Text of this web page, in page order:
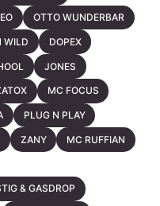
OTTO WUNDERBAR
WILD DOPEX
JONES
MC FOCUS
PLUG N PLAY
ZANY MC RUFFIAN
& GASDROP